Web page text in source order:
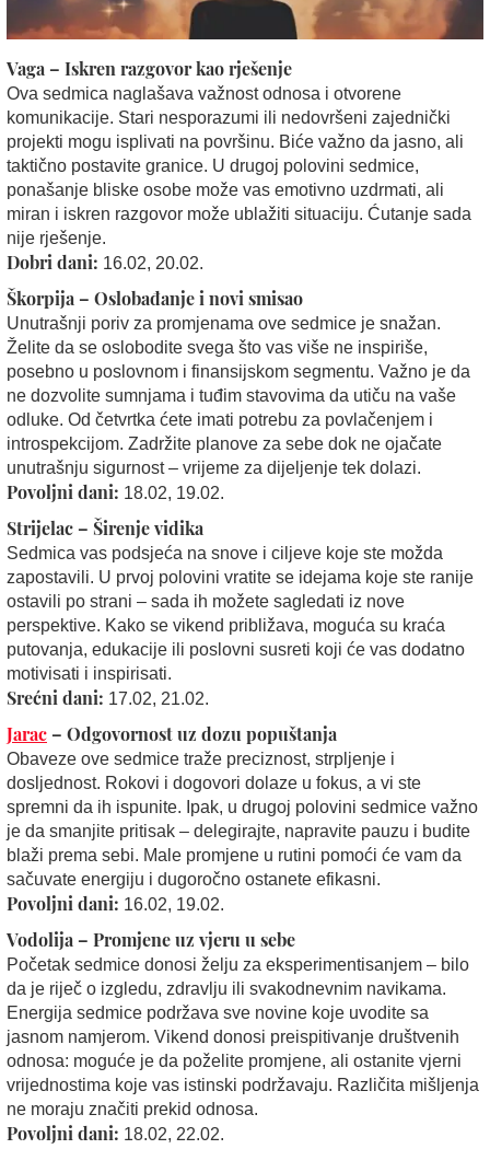
Vaga – Iskren razgovor kao rješenje
Ova sedmica naglašava važnost odnosa i otvorene
komunikacije. Stari nesporazumi ili nedovršeni zajednički
projekti mogu isplivati na površinu. Biće važno da jasno, ali
taktično postavite granice. U drugoj polovini sedmice,
ponašanje bliske osobe može vas emotivno uzdrmati, ali
miran i iskren razgovor može ublažiti situaciju. Ćutanje sada
nije rješenje.
Dobri dani: 16.02, 20.02.
Škorpija – Oslobađanje i novi smisao
Unutrašnji poriv za promjenama ove sedmice je snažan.
Želite da se oslobodite svega što vas više ne inspiriše,
posebno u poslovnom i finansijskom segmentu. Važno je da
ne dozvolite sumnjama i tuđim stavovima da utiču na vaše
odluke. Od četvrtka ćete imati potrebu za povlačenjem i
introspekcijom. Zadržite planove za sebe dok ne ojačate
unutrašnju sigurnost – vrijeme za dijeljenje tek dolazi.
Povoljni dani: 18.02, 19.02.
Strijelac – Širenje vidika
Sedmica vas podsjeća na snove i ciljeve koje ste možda
zapostavili. U prvoj polovini vratite se idejama koje ste ranije
ostavili po strani – sada ih možete sagledati iz nove
perspektive. Kako se vikend približava, moguća su kraća
putovanja, edukacije ili poslovni susreti koji će vas dodatno
motivisati i inspirisati.
Srećni dani: 17.02, 21.02.
Jarac – Odgovornost uz dozu popuštanja
Obaveze ove sedmice traže preciznost, strpljenje i
dosljednost. Rokovi i dogovori dolaze u fokus, a vi ste
spremni da ih ispunite. Ipak, u drugoj polovini sedmice važno
je da smanjite pritisak – delegirajte, napravite pauzu i budite
blaži prema sebi. Male promjene u rutini pomoći će vam da
sačuvate energiju i dugoročno ostanete efikasni.
Povoljni dani: 16.02, 19.02.
Vodolija – Promjene uz vjeru u sebe
Početak sedmice donosi želju za eksperimentisanjem – bilo
da je riječ o izgledu, zdravlju ili svakodnevnim navikama.
Energija sedmice podržava sve novine koje uvodite sa
jasnom namjerom. Vikend donosi preispitivanje društvenih
odnosa: moguće je da poželite promjene, ali ostanite vjerni
vrijednostima koje vas istinski podržavaju. Različita mišljenja
ne moraju značiti prekid odnosa.
Povoljni dani: 18.02, 22.02.